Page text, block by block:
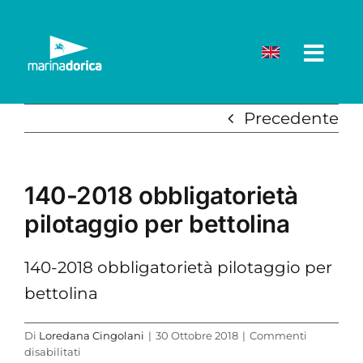
contenuto
Precedente
140-2018 obbligatorietà
pilotaggio per bettolina
140-2018 obbligatorietà pilotaggio per
bettolina
Di Loredana Cingolani | 30 Ottobre 2018 | Commenti
disabilitati